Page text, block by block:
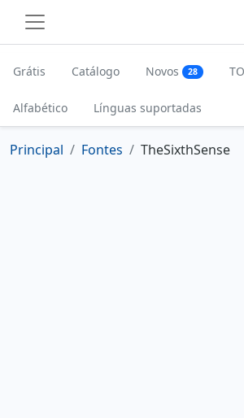
Grátis Catálogo Novos 28
Alfabético Línguas suportadas
Principal Fontes TheSixthSense